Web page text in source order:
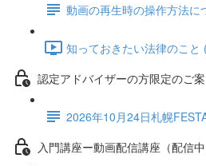
動画の再生時の操作方法に
知っておきたい法律のこと
認定アドバイザーの方限定のご
2026年10月24日札幌
入門講座ー動画配信講座（配信中